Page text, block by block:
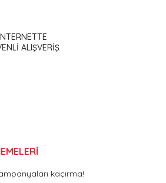
ALIŞVERİŞ
kaçırma!